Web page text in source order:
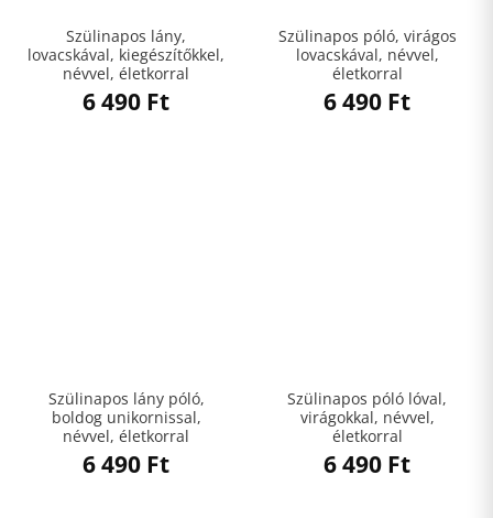
Szülinapos lány,
lovacskával, kiegészítőkkel,
névvel, életkorral
6 490 Ft
Szülinapos póló, virágos
lovacskával, névvel,
életkorral
6 490 Ft
Szülinapos lány póló,
boldog unikornissal,
névvel, életkorral
6 490 Ft
Szülinapos póló lóval,
virágokkal, névvel,
életkorral
6 490 Ft